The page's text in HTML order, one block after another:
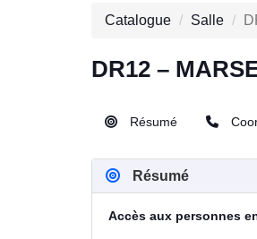
Catalogue Salle
DR12 –
Résumé
Résumé
Accès aux personnes